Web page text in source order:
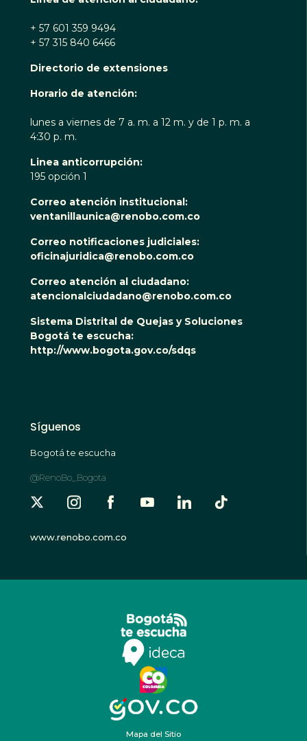
+ 57 601 359 9494
+ 57 315 840 6466
Directorio de extensiones
Horario de atención:
lunes a viernes de 7 a. m. a 12 m. y de 1 p. m. a
4:30 p. m.
Linea anticorrupción:
195 opción 1
Correo atención institucional:
ventanillaunica@renobo.com.co
Correo notificaciones judiciales:
oficinajuridica@renobo.com.co
Correo atención al ciudadano:
atencionalciudadano@renobo.com.co
Sistema Distrital de Quejas y Soluciones
Bogotá te escucha:
http://www.bogota.gov.co/sdqs
Síguenos
Bogotá te escucha
@RenoBo_Bogota
www.renobo.com.co
Mapa del Sitio